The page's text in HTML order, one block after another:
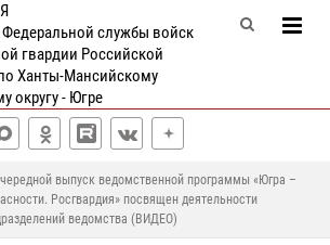
службы войск
гвардии Российской
Ханты-Мансийскому
округу - Югре
выпуск ведомственной программы «Югра –
Росгвардия» посвящен деятельности
ведомства (ВИДЕО)